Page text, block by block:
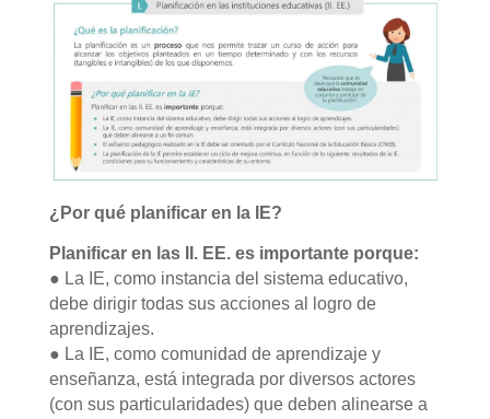
¿Por qué planificar en la IE?
Planificar en las II. EE. es importante porque:
● La IE, como instancia del sistema educativo,
debe dirigir todas sus acciones al logro de
aprendizajes.
● La IE, como comunidad de aprendizaje y
enseñanza, está integrada por diversos actores
(con sus particularidades) que deben alinearse a